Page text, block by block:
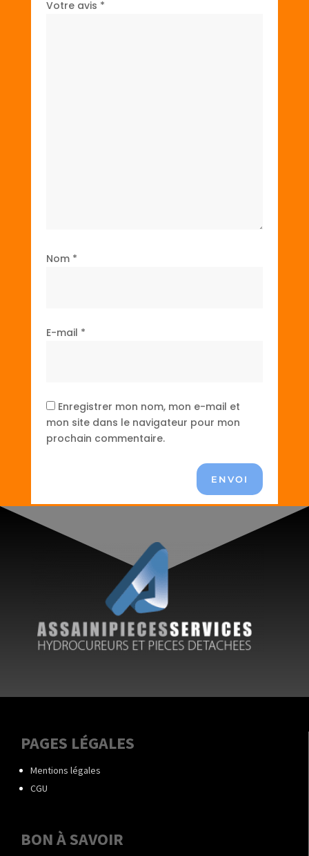
Votre avis *
Nom *
E-mail *
Enregistrer mon nom, mon e-mail et
mon site dans le navigateur pour mon
prochain commentaire.
ENVOI
PAGES LÉGALES
Mentions légales
CGU
BON À SAVOIR